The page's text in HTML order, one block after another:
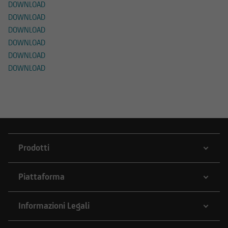
DOWNLOAD
DOWNLOAD
DOWNLOAD
DOWNLOAD
DOWNLOAD
DOWNLOAD
Prodotti
Piattaforma
Informazioni Legali
Web sono state verificate esclusivamente in
termini di conformità al diritto lussemburghese.
In alcune giurisdizioni straniere, la distribuzione
di questo tipo di informazioni può essere
soggetta, in talune circostanze, a restrizioni
legali. Le seguenti informazioni non sono
prevede restrizioni alla distribuzione di questo
tipo di informazioni.
Le informazioni contenute in questo sito Web